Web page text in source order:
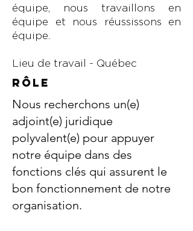
équipe, nous travaillons en
équipe et nous réussissons en
équipe.
Lieu de travail - Québec
​rôle
Nous recherchons un(e)
adjoint(e) juridique
polyvalent(e) pour appuyer
notre équipe dans des
fonctions clés qui assurent le
bon fonctionnement de notre
organisation.